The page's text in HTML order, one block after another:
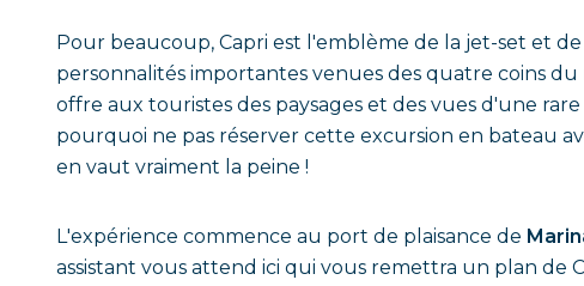
Pour beaucoup, Capri est l'emblème de la jet-set et
personnalités importantes venues des quatre coins
offre aux touristes des paysages et des vues d'une
pourquoi ne pas réserver cette excursion en bateau
en vaut vraiment la peine !
L'expérience commence au port de plaisance de
assistant vous attend ici qui vous remettra un plan de